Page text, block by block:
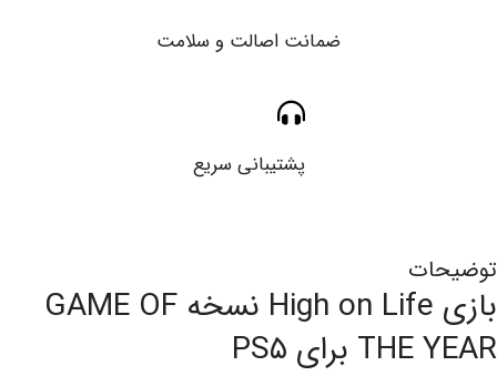
ضمانت اصالت و سلامت
پشتیبانی سریع
توضیحات
بازی High on Life نسخه GAME OF
THE YEAR برای PS۵